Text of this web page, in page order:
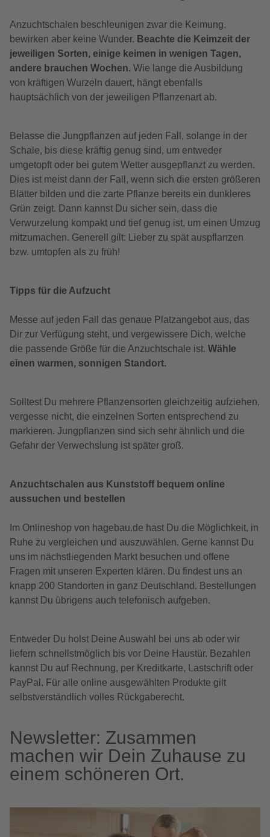
Anzuchtschalen beschleunigen zwar die Keimung,
bewirken aber keine Wunder. Beachte die Keimzeit der
jeweiligen Sorten, einige keimen in wenigen Tagen,
andere brauchen Wochen. Wie lange die Ausbildung
von kräftigen Wurzeln dauert, hängt ebenfalls
hauptsächlich von der jeweiligen Pflanzenart ab.
Belasse die Jungpflanzen auf jeden Fall, solange in der
Schale, bis diese kräftig genug sind, um entweder
umgetopft oder bei gutem Wetter ausgepflanzt zu werden.
Dies ist meist dann der Fall, wenn sich die ersten größeren
Blätter bilden und die zarte Pflanze bereits ein dunkleres
Grün zeigt. Dann kannst Du sicher sein, dass die
Verwurzelung kompakt und tief genug ist, um einen Umzug
mitzumachen. Generell gilt: Lieber zu spät auspflanzen
bzw. umtopfen als zu früh!
Tipps für die Aufzucht
Messe auf jeden Fall das genaue Platzangebot aus, das
Dir zur Verfügung steht, und vergewissere Dich, welche
die passende Größe für die Anzuchtschale ist. Wähle
einen warmen, sonnigen Standort.
Solltest Du mehrere Pflanzensorten gleichzeitig aufziehen,
vergesse nicht, die einzelnen Sorten entsprechend zu
markieren. Jungpflanzen sind sich sehr ähnlich und die
Gefahr der Verwechslung ist später groß.
Anzuchtschalen aus Kunststoff bequem online
aussuchen und bestellen
Im Onlineshop von hagebau.de hast Du die Möglichkeit, in
Ruhe zu vergleichen und auszuwählen. Gerne kannst Du
uns im nächstliegenden Markt besuchen und offene
Fragen mit unseren Experten klären. Du findest uns an
knapp 200 Standorten in ganz Deutschland. Bestellungen
kannst Du übrigens auch telefonisch aufgeben.
Entweder Du holst Deine Auswahl bei uns ab oder wir
liefern schnellstmöglich bis vor Deine Haustür. Bezahlen
kannst Du auf Rechnung, per Kreditkarte, Lastschrift oder
PayPal. Für alle online ausgewählten Produkte gilt
selbstverständlich volles Rückgaberecht.
Newsletter: Zusammen
machen wir Dein Zuhause zu
einem schöneren Ort.